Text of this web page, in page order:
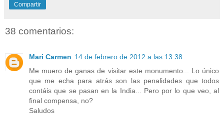
Compartir
38 comentarios:
Mari Carmen 14 de febrero de 2012 a las 13:38
Me muero de ganas de visitar este monumento... Lo único
que me echa para atrás son las penalidades que todos
contáis que se pasan en la India... Pero por lo que veo, al
final compensa, no?
Saludos